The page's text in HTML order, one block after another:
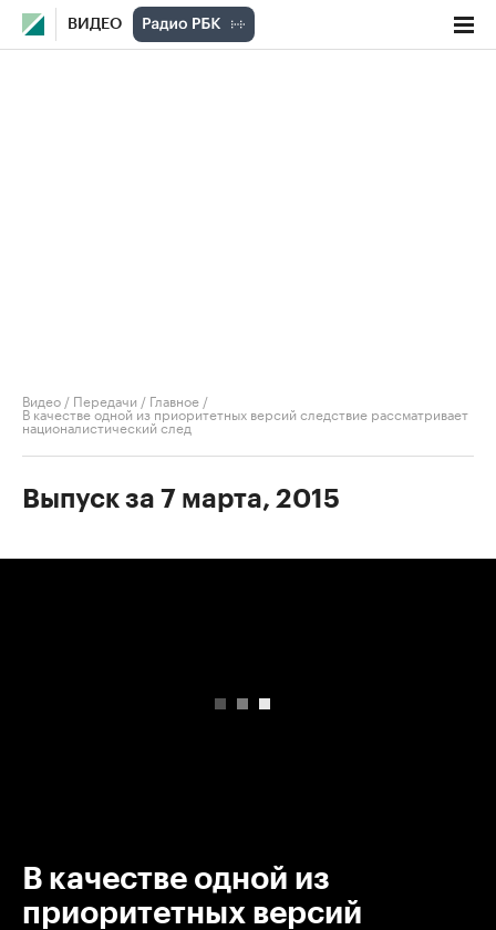
ВИДЕО
Видео / Передачи / Главное /
В качестве одной из приоритетных версий следствие рассматривает
националистический след
Выпуск за 7 марта, 2015
В качестве одной из
приоритетных версий